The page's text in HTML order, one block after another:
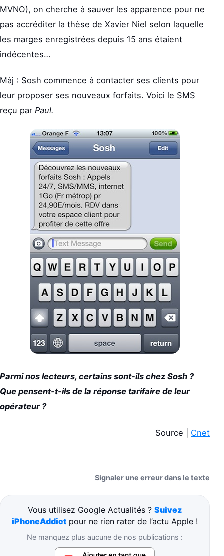
MVNO), on cherche à sauver les apparence pour ne
pas accréditer la thèse de Xavier Niel selon laquelle
les marges enregistrées depuis 15 ans étaient
indécentes…
Màj : Sosh commence à contacter ses clients pour
leur proposer ses nouveaux forfaits. Voici le SMS
reçu par Paul.
Parmi nos lecteurs, certains sont-ils chez Sosh ?
Que pensent-t-ils de la réponse tarifaire de leur
opérateur ?
Source | Cnet
Signaler une erreur dans le texte
Vous utilisez Google Actualités ? Suivez
iPhoneAddict pour ne rien rater de l’actu Apple !
Ne manquez plus aucune de nos publications :